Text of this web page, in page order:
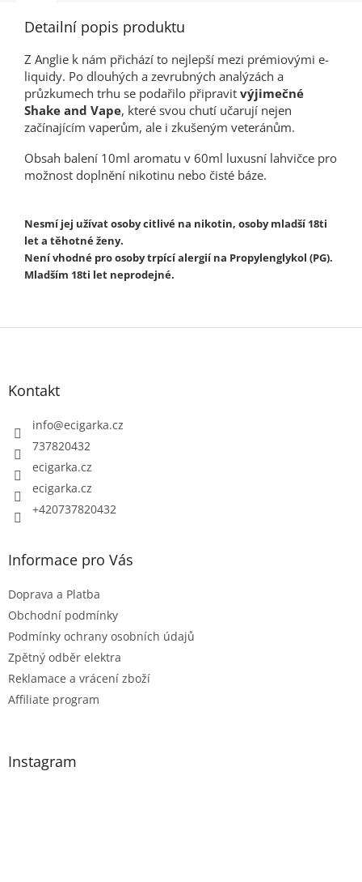
Detailní popis produktu
Z Anglie k nám přichází to nejlepší mezi prémiovými e-
liquidy. Po dlouhých a zevrubných analýzách a
průzkumech trhu se podařilo připravit výjimečné
Shake and Vape, které svou chutí učarují nejen
začínajícím vaperům, ale i zkušeným veteránům.
Obsah balení 10ml aromatu v 60ml luxusní lahvičce pro
možnost doplnění nikotinu nebo čisté báze.
Nesmí jej užívat osoby citlivé na nikotin, osoby mladší 18ti
let a těhotné ženy.
Není vhodné pro osoby trpící alergií na Propylenglykol (PG).
Mladším 18ti let neprodejné.
Kontakt
info@ecigarka.cz
737820432
ecigarka.cz
ecigarka.cz
+420737820432
Informace pro Vás
Doprava a Platba
Obchodní podmínky
Podmínky ochrany osobních údajů
Zpětný odběr elektra
Reklamace a vrácení zboží
Affiliate program
Instagram